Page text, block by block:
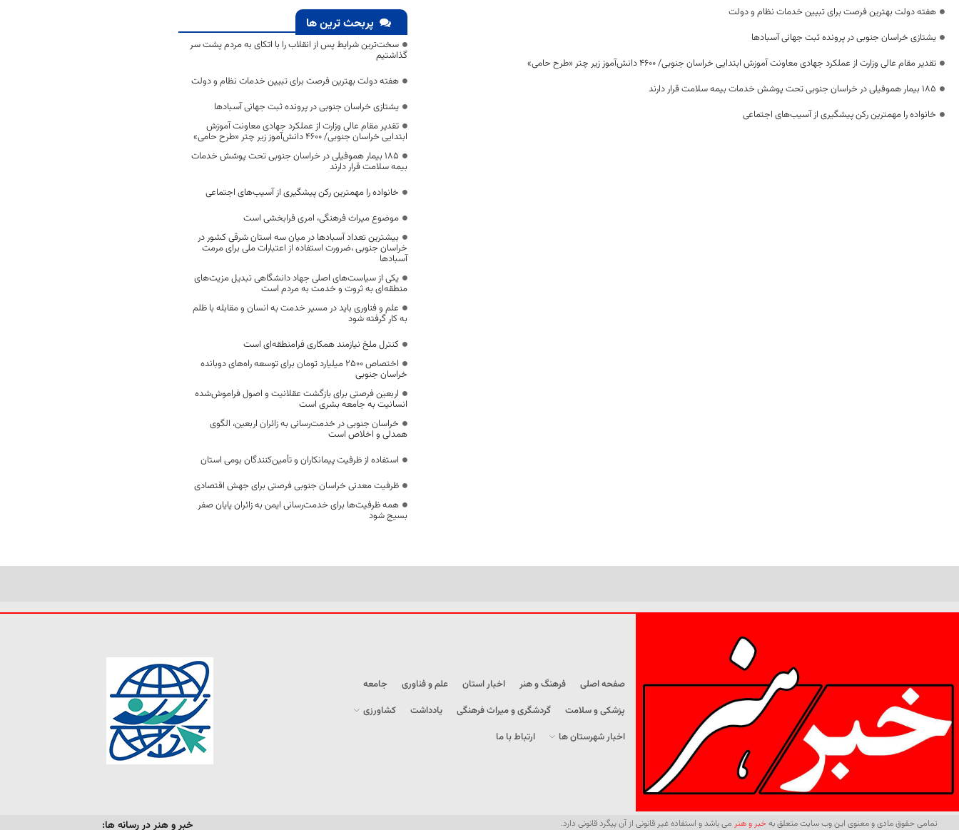
هفته دولت بهترین فرصت برای تبیین خدمات نظام و دولت
یشتازی خراسان جنوبی در پرونده ثبت جهانی آسبادها
تقدیر مقام عالی وزارت از عملکرد جهادی معاونت آموزش ابتدایی خراسان جنوبی/ ۴۶۰۰ دانش‌آموز زیر چتر «طرح حامی»
۱۸۵ بیمار هموفیلی در خراسان جنوبی تحت پوشش خدمات بیمه سلامت قرار دارند
خانواده را مهمترین رکن پیشگیری از آسیب‌های اجتماعی
پربحث ترین ها
سخت‌ترین شرایط پس از انقلاب را با اتکای به مردم پشت سر
گذاشتیم
هفته دولت بهترین فرصت برای تبیین خدمات نظام و دولت
یشتازی خراسان جنوبی در پرونده ثبت جهانی آسبادها
تقدیر مقام عالی وزارت از عملکرد جهادی معاونت آموزش
ابتدایی خراسان جنوبی/ ۴۶۰۰ دانش‌آموز زیر چتر «طرح حامی»
۱۸۵ بیمار هموفیلی در خراسان جنوبی تحت پوشش خدمات
بیمه سلامت قرار دارند
خانواده را مهمترین رکن پیشگیری از آسیب‌های اجتماعی
موضوع میراث فرهنگی، امری فرابخشی است
بیشترین تعداد آسبادها در میان سه استان شرقی کشور در
خراسان جنوبی ،ضرورت استفاده از اعتبارات ملی برای مرمت
آسبادها
یکی از سیاست‌های اصلی جهاد دانشگاهی تبدیل مزیت‌های
منطقه‌ای به ثروت و خدمت به مردم است
علم و فناوری باید در مسیر خدمت به انسان و مقابله با ظلم
به کار گرفته شود
کنترل ملخ نیازمند همکاری فرامنطقه‌ای است
اختصاص 2500 میلیارد تومان برای توسعه راه‌های دوبانده
خراسان جنوبی
اربعین فرصتی برای بازگشت عقلانیت و اصول فراموش‌شده
انسانیت به جامعه بشری است
خراسان جنوبی در خدمت‌رسانی به زائران اربعین، الگوی
همدلی و اخلاص است
استفاده از ظرفیت پیمانکاران و تأمین‌کنندگان بومی استان
ظرفیت معدنی خراسان جنوبی فرصتی برای جهش اقتصادی
همه ظرفیت‌ها برای خدمت‌رسانی ایمن به زائران پایان صفر
بسیج شود
صفحه اصلی فرهنگ و هنر اخبار استان علم و فناوری
جامعه
پزشکی و سلامت
گردشگری و میراث فرهنگی یادداشت
کشاورزی
اخبار شهرستان ها
ارتباط با ما
تمامی حقوق مادی و معنوی این وب سایت متعلق بهخبر و هنر می باشد و استفاده غیر قانونی از آن پیگرد قانونی دارد. خبر و هنر در رسانه ها: